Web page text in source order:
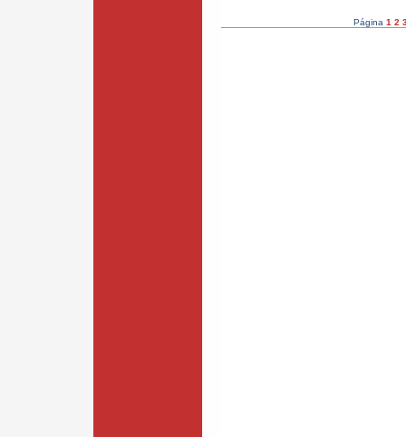
Página 1 2